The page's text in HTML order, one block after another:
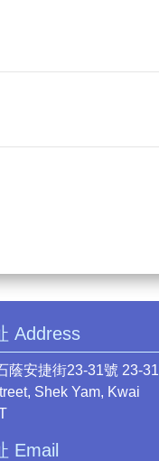
Address
蔭安捷街23-31號 23-31
Shek Yam, Kwai
Email